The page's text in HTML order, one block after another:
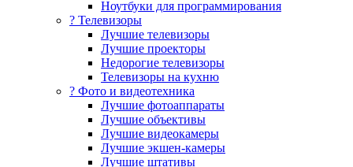
Ноутбуки для программирования
? Телевизоры
Лучшие телевизоры
Лучшие проекторы
Недорогие телевизоры
Телевизоры на кухню
? Фото и видеотехника
Лучшие фотоаппараты
Лучшие объективы
Лучшие видеокамеры
Лучшие экшен-камеры
Лучшие штативы